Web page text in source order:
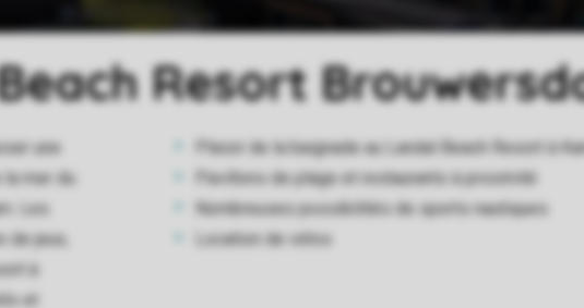
Resort
une
mer du
Les
de jeux,
à
et
Plaisir de la baignade au Landal Beach Resort à
Pavillons de plage et restaurants à proximité
Nombreuses possibilités de sports nautiques
Location de vélos